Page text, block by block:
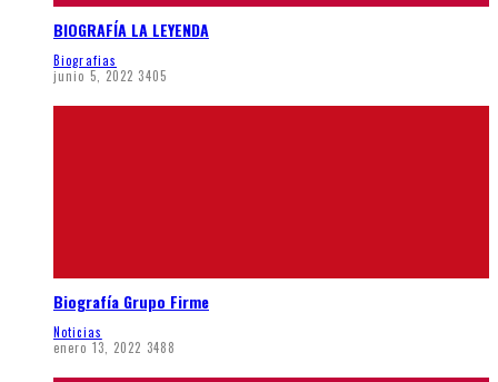
BIOGRAFÍA LA LEYENDA
Biografias
junio 5, 2022 3405
Biografía Grupo Firme
Noticias
enero 13, 2022 3488